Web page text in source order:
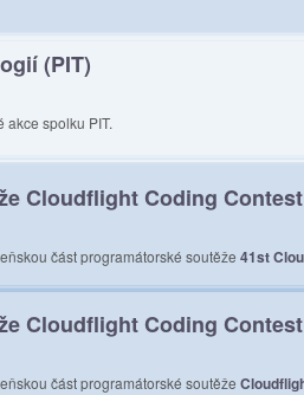
(PIT)
akce spolku PIT.
Cloudflight Coding Contest
část programátorské soutěže41st
Cloudflight Coding Contest
část programátorské soutěže